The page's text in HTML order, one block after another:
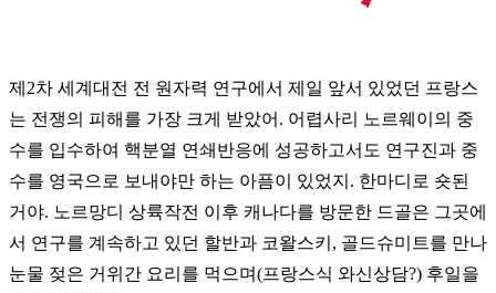
제2차 세계대전 전 원자력 연구에서 제일 앞서 있었던 프랑스
는 전쟁의 피해를 가장 크게 받았어. 어렵사리 노르웨이의 중
수를 입수하여 핵분열 연쇄반응에 성공하고서도 연구진과 중
수를 영국으로 보내야만 하는 아픔이 있었지. 한마디로 숏된
거야. 노르망디 상륙작전 이후 캐나다를 방문한 드골은 그곳에
서 연구를 계속하고 있던 할반과 코왈스키, 골드슈미트를 만나
눈물 젖은 거위간 요리를 먹으며(프랑스식 와신상담?) 후일을